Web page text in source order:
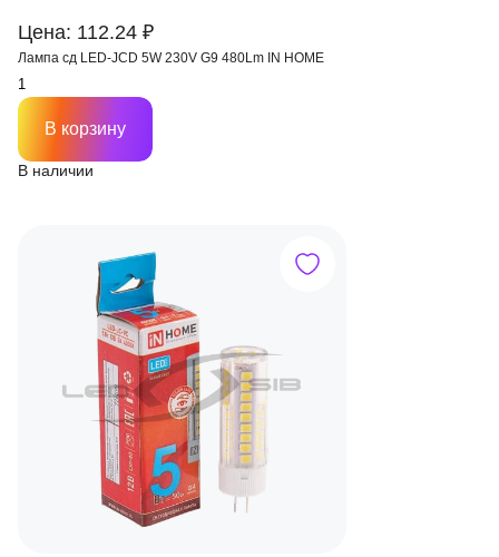
Цена: 112.24 ₽
Лампа сд LED-JCD 5W 230V G9 480Lm IN HOME
В наличии
В корзину